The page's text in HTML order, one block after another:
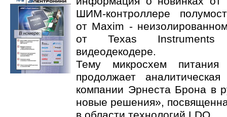
ШИМ-контроллере
от Maxim -
от Texas Instruments
видеодекодере.
Тему микросхем питания
продолжает
компании Эрнеста Брона в
новые решения»,
в области технологий LDO.